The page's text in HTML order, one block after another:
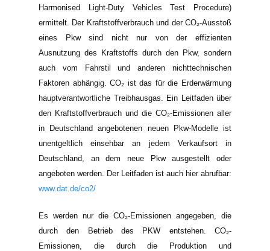
Harmonised Light-Duty Vehicles Test Procedure)
ermittelt. Der Kraftstoffverbrauch und der CO₂-Ausstoß
eines Pkw sind nicht nur von der effizienten
Ausnutzung des Kraftstoffs durch den Pkw, sondern
auch vom Fahrstil und anderen nichttechnischen
Faktoren abhängig. CO₂ ist das für die Erderwärmung
hauptverantwortliche Treibhausgas. Ein Leitfaden über
den Kraftstoffverbrauch und die CO₂-Emissionen aller
in Deutschland angebotenen neuen Pkw-Modelle ist
unentgeltlich einsehbar an jedem Verkaufsort in
Deutschland, an dem neue Pkw ausgestellt oder
angeboten werden. Der Leitfaden ist auch hier abrufbar:
www.dat.de/co2/
Es werden nur die CO₂-Emissionen angegeben, die
durch den Betrieb des PKW entstehen. CO₂-
Emissionen, die durch die Produktion und